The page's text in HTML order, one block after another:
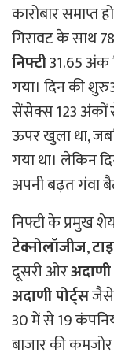
कारोबार समाप्त
गिरावट के साथ
निफ्टी31.65
गया। दिन की
सेंसेक्स 123
ऊपर खुला था,
गया था। लेकिन
अपनी बढ़त गंवा
निफ्टी के प्रमुख
टेक्नोलॉजीज,
दूसरी ओर
अदाणी पोर्ट्सजैसे
30 में से 19
बाजार की